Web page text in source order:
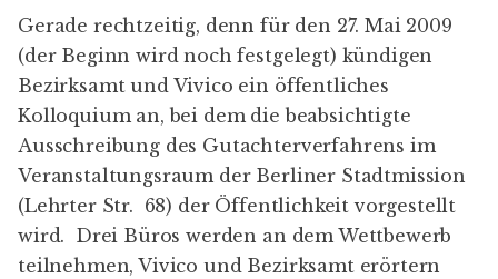
Gerade rechtzeitig, denn für den 27. Mai 2009
(der Beginn wird noch festgelegt) kündigen
Bezirksamt und Vivico ein öffentliches
Kolloquium an, bei dem die beabsichtigte
Ausschreibung des Gutachterverfahrens im
Veranstaltungsraum der Berliner Stadtmission
(Lehrter Str. 68) der Öffentlichkeit vorgestellt
wird. Drei Büros werden an dem Wettbewerb
teilnehmen, Vivico und Bezirksamt erörtern